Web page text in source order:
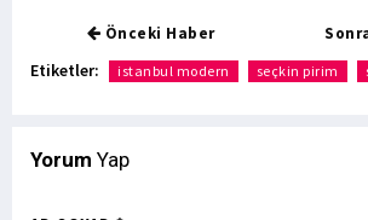
Önceki Haber
Etiketler: istanbul modern seçkin pirim
Yorum Yap